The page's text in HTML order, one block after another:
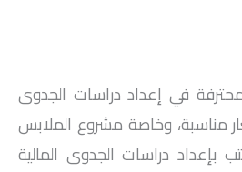
في إعداد دراسات الجدوى
مناسبة، وخاصة مشروع الملابس
بإعداد دراسات الجدوى المالية